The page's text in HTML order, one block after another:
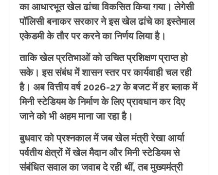
का आधारभूत खेल ढांचा विकसित किया गया। लेगेसी
पॉलिसी बनाकर सरकार ने इस खेल ढांचे का इस्तेमाल
एकेडमी के तौर पर करने का निर्णय लिया है।
ताकि खेल प्रतिभाओं को उचित प्रशिक्षण प्राप्त हो
सके। इस संबंध में शासन स्तर पर कार्यवाही चल रही
है। अब वित्तीय वर्ष 2026-27 के बजट में हर ब्लाक में
मिनी स्टेडियम के निर्माण के लिए प्रावधान कर दिए
जाने को भी अहम माना जा रहा है।
बुधवार को प्रश्नकाल में जब खेल मंत्री रेखा आर्या
पर्वतीय क्षेत्रों में खेल मैदान और मिनी स्टेडियम से
संबंधित सवाल का जवाब दे रही थीं, तब मुख्यमंत्री